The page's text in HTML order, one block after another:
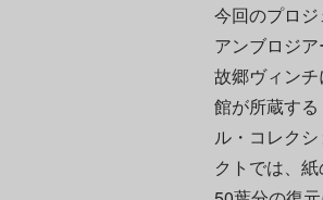
今回のプロ
アンブロジ
故郷ヴィン
館が所蔵す
ル・コレク
クトでは、